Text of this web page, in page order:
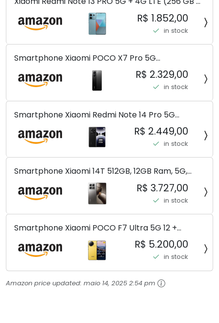
8 GB) 200 MP Triplo (Mobile Mint Tello e) +
(Pacote de carregador duplo de carro rápido)
(Ocean Teal (ROM))
R$ 1.852,00
in stock
Smartphone Xiaomi POCO X7 Pro 5G
8+256GB/12+256GB/12+512GB
R$ 2.329,00
in stock
Smartphone Xiaomi Redmi Note 14 Pro 5G
Midnight Black (Preto) 12GB RAM 512GB ROM NFC
[ 24090RA29G ]
R$ 2.449,00
in stock
Smartphone Xiaomi 14T 512GB, 12GB Ram, 5G,
Leica, Cinza - no Brasil
R$ 3.727,00
in stock
Smartphone Xiaomi POCO F7 Ultra 5G 12 +
256GB/16+512GB Processador Snapdragon 8 Elite
Top de Linha Chip VisionBoost D7 para Jogos
Pesados Tela Flow AMOLED 2K...
R$ 5.200,00
in stock
Amazon price updated: maio 14, 2025 2:54 pm